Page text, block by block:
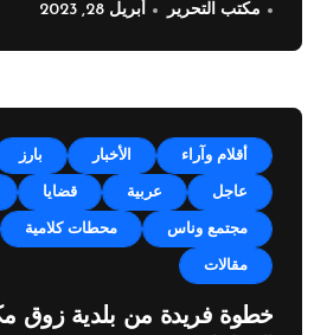
مكتب التحرير أبريل 28, 2023
أقلام وآراء الأخبار بارز
عاجل عربية قضايا
مجتمع وناس محطات كلامية
مقالات
خطوة فريدة من بلدية زوق